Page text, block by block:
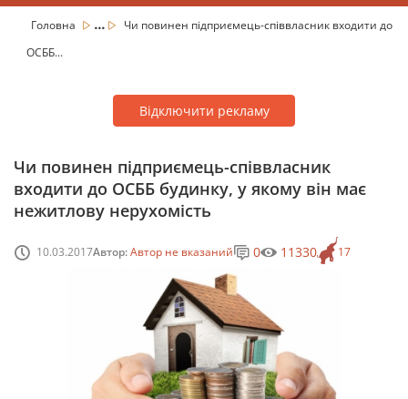
Головна ...
Чи повинен підприємець-співвласник входити до
ОСББ...
Відключити рекламу
Чи повинен підприємець-співвласник
входити до ОСББ будинку, у якому він має
нежитлову нерухомість
10.03.2017Автор:Автор не вказаний 17
0 11330